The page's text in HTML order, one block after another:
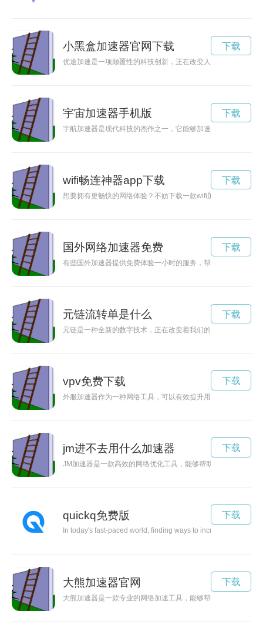
小黑盒加速器官网下载
优途加速是一项颠覆性的科技创新，正在改变人们出行的方式
下载
宇宙加速器手机版
宇航加速器是现代科技的杰作之一，它能够加速飞行器的速度
下载
wifi畅连神器app下载
想要拥有更畅快的网络体验？不妨下载一款wifi加速神器，让你
下载
国外网络加速器免费
有些国外加速器提供免费体验一小时的服务，帮助用户快速访问
下载
元链流转单是什么
元链是一种全新的数字技术，正在改变着我们的生活和工作方
下载
vpv免费下载
外服加速器作为一种网络工具，可以有效提升用户在全球网络
下载
jm进不去用什么加速器
JM加速器是一款高效的网络优化工具，能够帮助用户提高网络
下载
quickq免费版
In today's fast-paced world, finding ways to increase
下载
大熊加速器官网
大熊加速器是一款专业的网络加速工具，能够帮助用户稳定快
下载